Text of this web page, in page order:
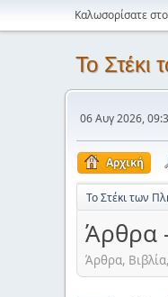
Καλωσορίσατε στο
Το Στέκι
06 Αυγ 2026,
Αρχική
Το Στέκι των
Άρθρα
Άρθρα,